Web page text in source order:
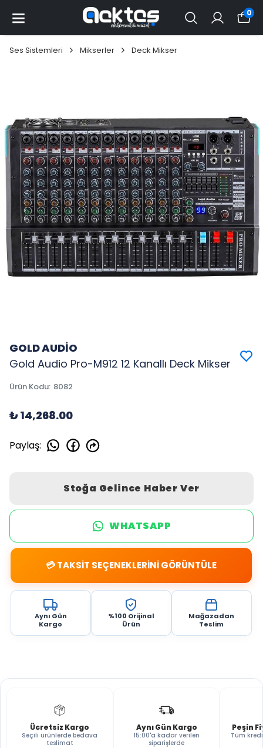
0
Ses Sistemleri Mikserler Deck Mikser
GOLD AUDİO
Gold Audio Pro-M912 12 Kanallı Deck Mikser
Ürün Kodu: 8082
₺ 14,268.00
Paylaş:
Stoğa Gelince Haber Ver
WHATSAPP
💳 TAKSİT SEÇENEKLERİNİ GÖRÜNTÜLE
Aynı Gün
Kargo
%100 Orijinal
Ürün
Mağazadan
Teslim
Ücretsiz Kargo
Seçili ürünlerde bedava
teslimat
Aynı Gün Kargo
15:00'a kadar verilen
siparişlerde
Peşin
Tüm